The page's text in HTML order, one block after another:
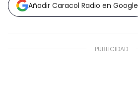
Añadir Caracol Radio en Google